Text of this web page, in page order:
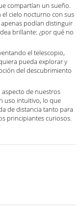
compartían un sueño.
el cielo nocturno con sus
podían distinguir
brillante: ¿por qué no
el telescopio,
pueda explorar y
del descubrimiento
de nuestros
uso intuitivo, lo que
de distancia tanto para
principiantes curiosos.